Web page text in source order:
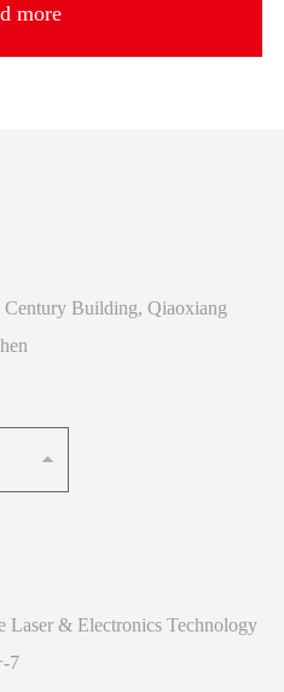
more
Building, Qiaoxiang
Laser & Electronics Technology
7